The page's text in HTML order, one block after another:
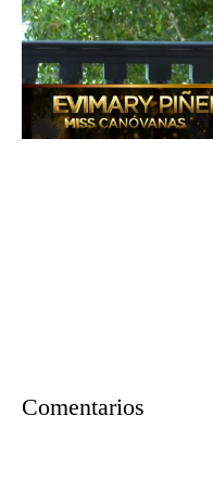
Comentarios